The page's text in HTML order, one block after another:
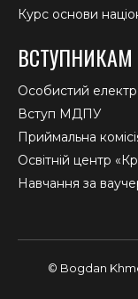
Курс основи
ВСТУПНИКАМ
Особистий
Вступ МДПУ
Приймальна
Освітній центр
Навчання за
© Bogdan